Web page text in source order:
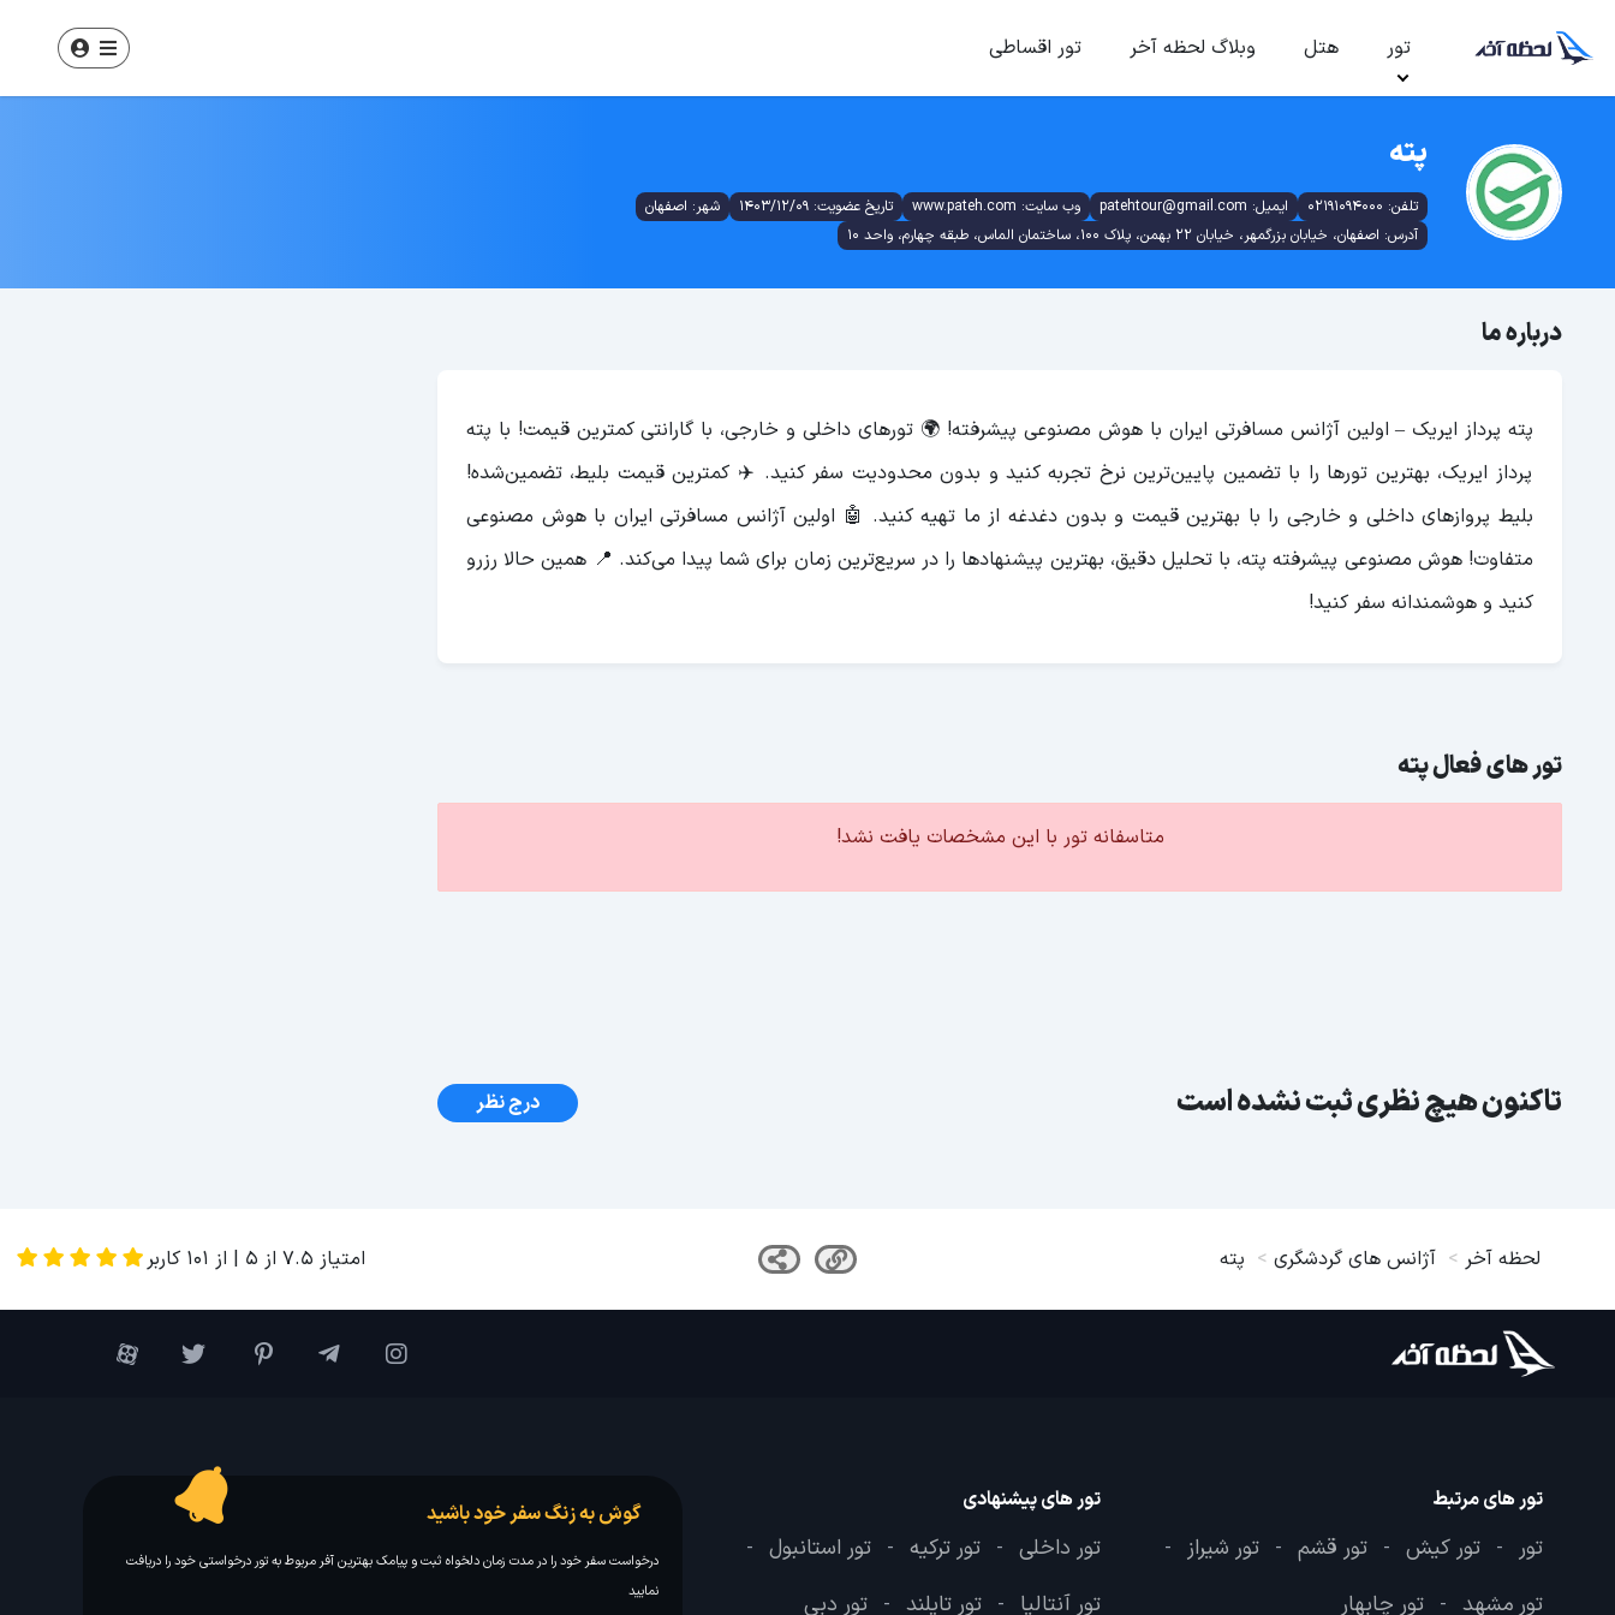
تور هتل وبلاگ لحظه آخر تور اقساطی
پته
تلفن: 02191094000 ایمیل: patehtour@gmail.com وب سایت: www.pateh.com تاریخ عضویت: 1403/12/09
شهر: اصفهان
آدرس: اصفهان، خیابان بزرگمهر، خیابان ۲۲ بهمن، پلاک ۱۰۰، ساختمان الماس، طبقه چهارم، واحد ۱۰
درباره ما
پته پرداز ایریک – اولین آژانس مسافرتی ایران با هوش مصنوعی پیشرفته! 🌍 تورهای داخلی و خارجی، با گارانتی کمترین قیمت! با پته
پرداز ایریک، بهترین تورها را با تضمین پایین‌ترین نرخ تجربه کنید و بدون محدودیت سفر کنید. ✈️ کمترین قیمت بلیط، تضمین‌شده!
بلیط پروازهای داخلی و خارجی را با بهترین قیمت و بدون دغدغه از ما تهیه کنید. 🤖 اولین آژانس مسافرتی ایران با هوش مصنوعی
متفاوت! هوش مصنوعی پیشرفته پته، با تحلیل دقیق، بهترین پیشنهادها را در سریع‌ترین زمان برای شما پیدا می‌کند. 📍 همین حالا رزرو
کنید و هوشمندانه سفر کنید!
تور های فعال پته
متاسفانه تور با این مشخصات یافت نشد!
تاکنون هیچ نظری ثبت نشده است درج نظر
لحظه آخر آژانس های گردشگری پته امتیاز 7.5 از 5 | از 101 کاربر
تور های مرتبط
تور - تور کیش - تور قشم - تور شیراز -
تور مشهد - تور چابهار
تور های پیشنهادی
تور داخلی - تور ترکیه - تور استانبول -
تور آنتالیا - تور تایلند - تور دبی
گوش به زنگ سفر خود باشید
درخواست سفر خود را در مدت زمان دلخواه ثبت و پیامک بهترین آفر مربوط به تور درخواستی خود را دریافت
نمایید